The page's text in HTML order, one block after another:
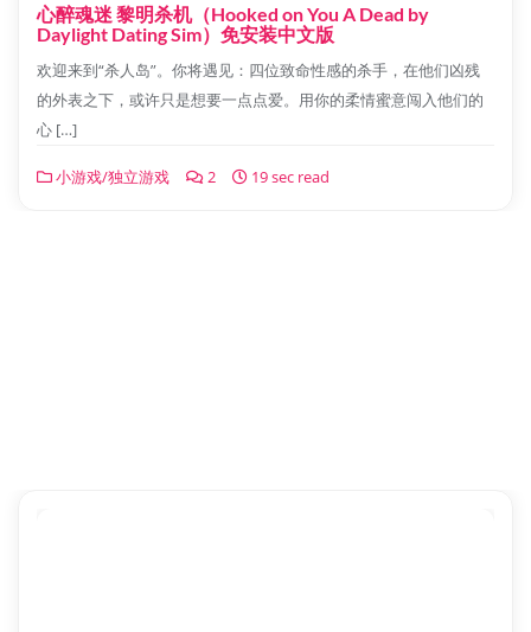
心醉魂迷 黎明杀机（Hooked on You A Dead by
Daylight Dating Sim）免安装中文版
欢迎来到“杀人岛”。你将遇见：四位致命性感的杀手，在他们凶残
的外表之下，或许只是想要一点点爱。用你的柔情蜜意闯入他们的
心 […]
小游戏/独立游戏 2 19 sec read